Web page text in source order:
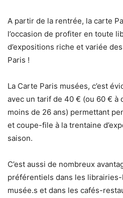
A partir de la rentrée, la carte
l’occasion de profiter en toute
d’expositions riche et variée
Paris !
La Carte Paris musées, c’est
avec un tarif de 40 € (ou 60 € à
moins de 26 ans) permettant
et coupe-file à la trentaine
saison.
C’est aussi de nombreux
préférentiels dans les
musée.s et dans les cafés-